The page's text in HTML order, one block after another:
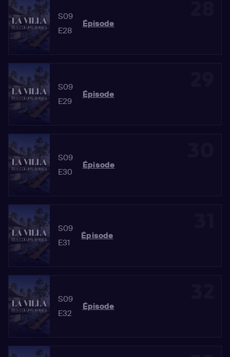
S09
E28
Épisode
S09
E29
Épisode
S09
E30
Épisode
S09
E31
Épisode
S09
E32
Épisode